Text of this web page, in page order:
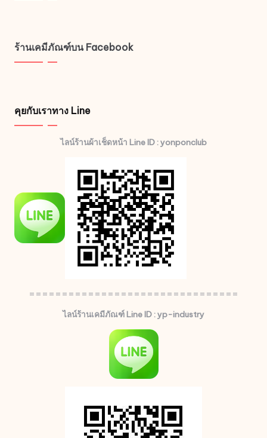
ร้านเคมีภัณฑ์บน Facebook
คุยกับเราทาง Line
ไลน์ร้านผ้าเช็ดหน้า Line ID : yonponclub
================================
ไลน์ร้านเคมีภัณฑ์ Line ID : yp-industry